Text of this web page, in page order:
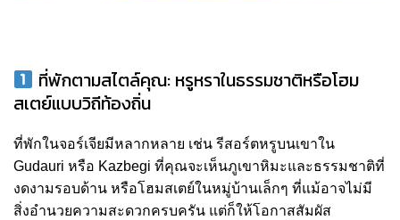
ที่พักตามสไตล์คุณ: หรูหราในธรรมชาติหรือโฮม
สเตย์แบบวิถีท้องถิ่น
ที่พักในจอร์เจียมีหลากหลาย เช่น รีสอร์ตหรูบนเขาใน
Gudauri หรือ Kazbegi ที่คุณจะเห็นภูเขาหิมะและธรรมชาติที่
งดงามรอบด้าน หรือโฮมสเตย์ในหมู่บ้านเล็กๆ ที่แม้อาจไม่มี
สิ่งอำนวยความสะดวกครบครัน แต่ก็ให้โอกาสสัมผัส